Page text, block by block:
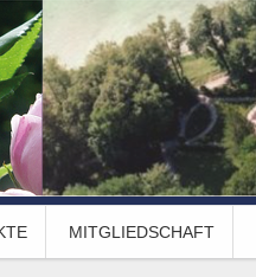
MITGLIEDSCHAFT